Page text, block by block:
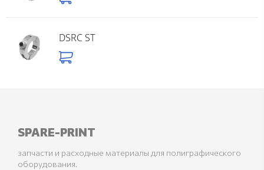
DSRC ST
SPARE-PRINT
запчасти и расходные материалы для полиграфического
оборудования.